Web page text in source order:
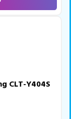
CLT-Y404S